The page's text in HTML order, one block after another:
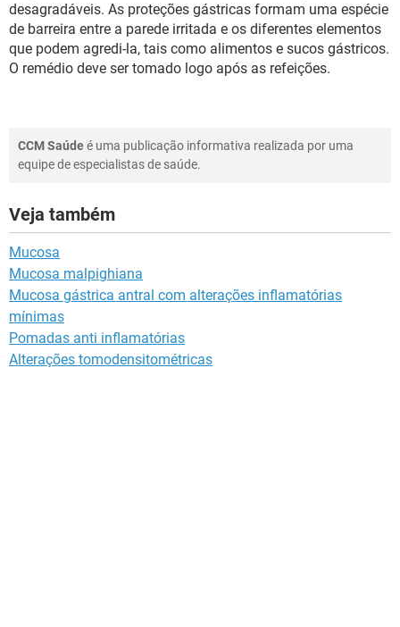
desagradáveis. As proteções gástricas formam uma espécie
de barreira entre a parede irritada e os diferentes elementos
que podem agredi-la, tais como alimentos e sucos gástricos.
O remédio deve ser tomado logo após as refeições.
CCM Saúdeé uma publicação informativa realizada por uma
equipe de especialistas de saúde.
Veja também
Mucosa
Mucosa malpighiana
Mucosa gástrica antral com alterações inflamatórias
mínimas
Pomadas anti inflamatórias
Alterações tomodensitométricas